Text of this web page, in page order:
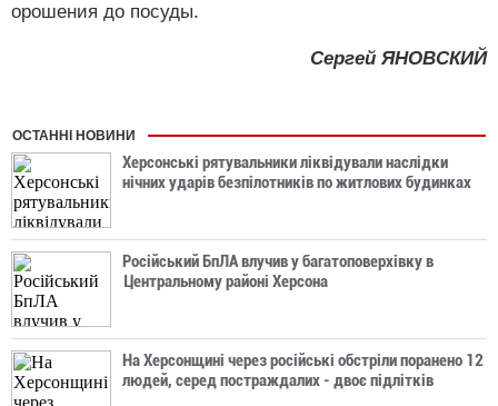
орошения до посуды.
Сергей ЯНОВСКИЙ
ОСТАННІ НОВИНИ
Херсонські рятувальники ліквідували наслідки
нічних ударів безпілотників по житлових будинках
Російський БпЛА влучив у багатоповерхівку в
Центральному районі Херсона
На Херсонщині через російські обстріли поранено 12
людей, серед постраждалих - двоє підлітків